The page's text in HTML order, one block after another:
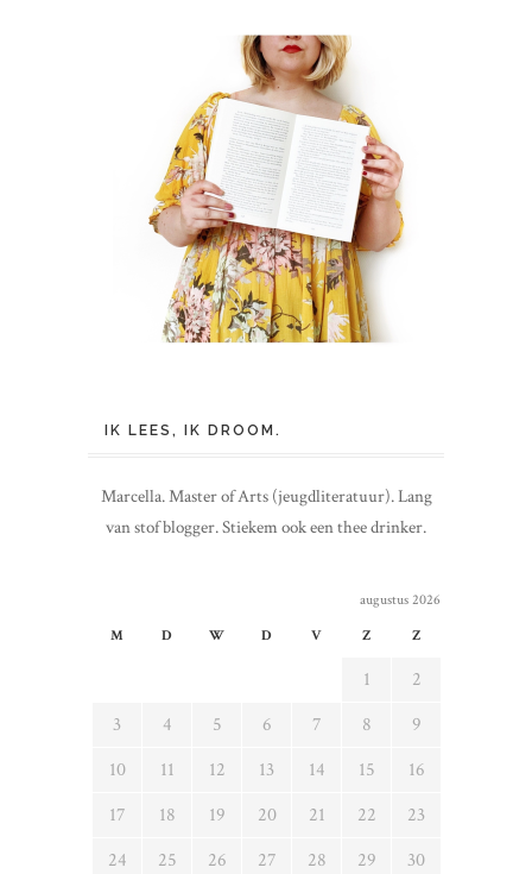
IK LEES, IK DROOM.
Marcella. Master of Arts (jeugdliteratuur). Lang
van stof blogger. Stiekem ook een thee drinker.
augustus 2026
M
D W D V Z Z
1
2
3
4 5 6 7 8
9
10
11 12 13 14 15
16
17
18 19 20 21 22
23
24
25 26 27 28 29 30